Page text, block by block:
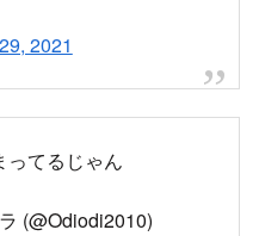
2021
ってるじゃん
(@Odiodi2010)